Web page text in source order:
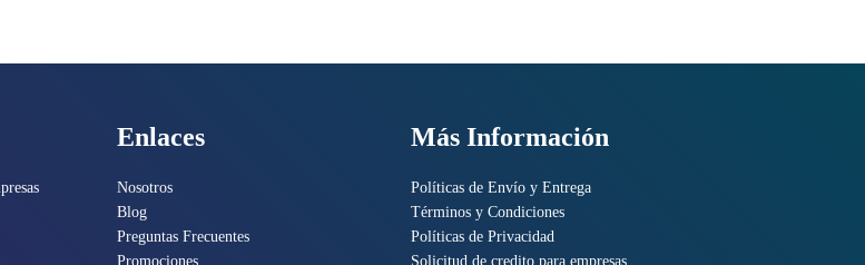
Enlaces
Nosotros
Blog
Preguntas Frecuentes
Promociones
Más Información
Políticas de Envío y Entrega
Términos y Condiciones
Políticas de Privacidad
Solicitud de credito para empresas